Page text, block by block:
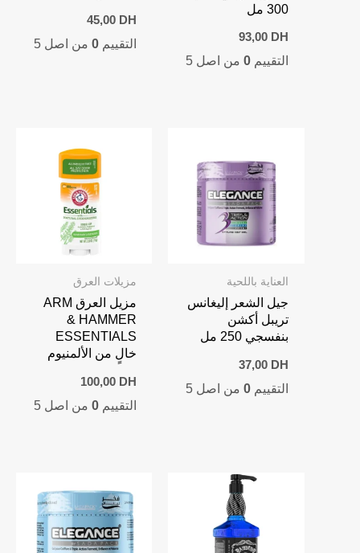
300 مل
93,00 DH
التقييم 0من اصل 5
45,00 DH
التقييم0 من اصل 5
العناية باللحية
جيل الشعر إليغانس
تريبل أكشن
بنفسجي 250 مل
37,00 DH
التقييم 0من اصل 5
مزيلات العرق
مزيل العرق ARM
& HAMMER
ESSENTIALS
خالٍ من الألمنيوم
100,00 DH
التقييم0 من اصل 5